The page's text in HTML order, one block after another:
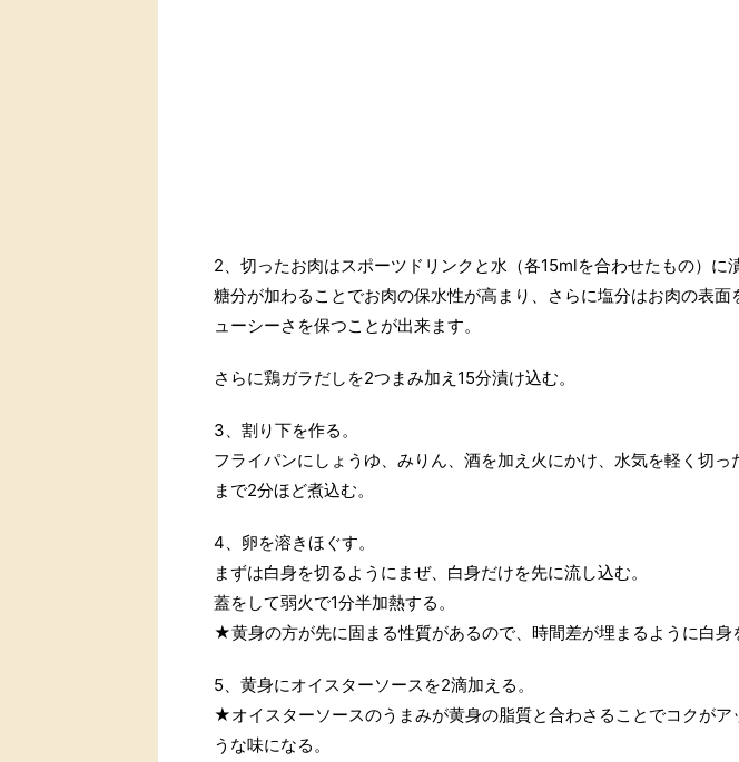
2、切ったお肉はスポーツドリンクと水（各15mlを合わせたもの）に
糖分が加わることでお肉の保水性が高まり、さらに塩分はお肉の表面
ューシーさを保つことが出来ます。
さらに鶏ガラだしを2つまみ加え15分漬け込む。
3、割り下を作る。
フライパンにしょうゆ、みりん、酒を加え火にかけ、水気を軽く切っ
まで2分ほど煮込む。
4、卵を溶きほぐす。
まずは白身を切るようにまぜ、白身だけを先に流し込む。
蓋をして弱火で1分半加熱する。
★黄身の方が先に固まる性質があるので、時間差が埋まるように白身
5、黄身にオイスターソースを2滴加える。
★オイスターソースのうまみが黄身の脂質と合わさることでコクがア
うな味になる。